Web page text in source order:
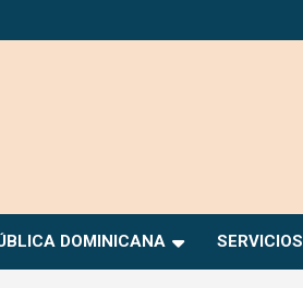
DOMINICANA SERVICIOS